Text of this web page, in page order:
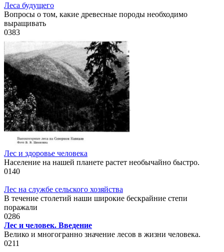
Леса будущего
Вопросы о том, какие древесные породы необходимо
выращивать
0383
Лес и здоровье человека
Население на нашей планете растет необычайно быстро.
0140
Лес на службе сельского хозяйства
В течение столетий наши широкие бескрайние степи
поражали
0286
Лес и человек. Введение
Велико и многогранно значение лесов в жизни человека.
0211